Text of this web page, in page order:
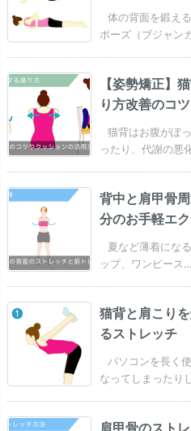
体の背面を鍛え
ポーズ（ブジャン
【姿勢矯正】
り方改善のコツ
猫背はお腹がぽ
ったり、代謝の悪
背中と肩甲骨
分のお手軽エ
夏など薄着にな
ップ、ワンピース
猫背と肩こり
るストレッチ
パソコンを長く
なってしまったり
肩甲骨のスト